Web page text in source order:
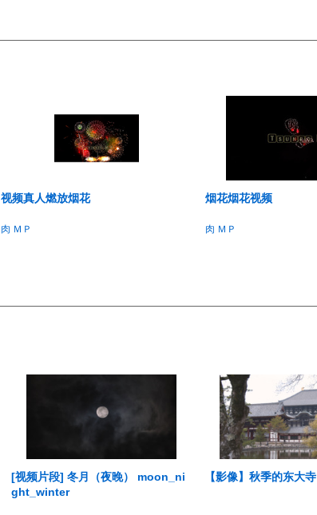
视频真人燃放烟花
肉 ＭＰ
烟花烟花视频
肉 ＭＰ
[视频片段] 冬月（夜晚） moon_ni
ght_winter
【影像】秋季的东大寺